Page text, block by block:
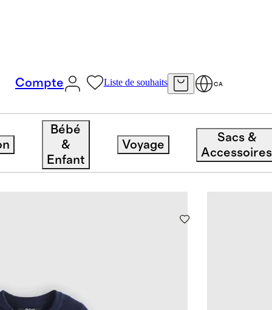
Compte Liste de souhaits CA
Bébé
&
Enfant
Voyage
Sacs &
Accessoires
12 articles Trier